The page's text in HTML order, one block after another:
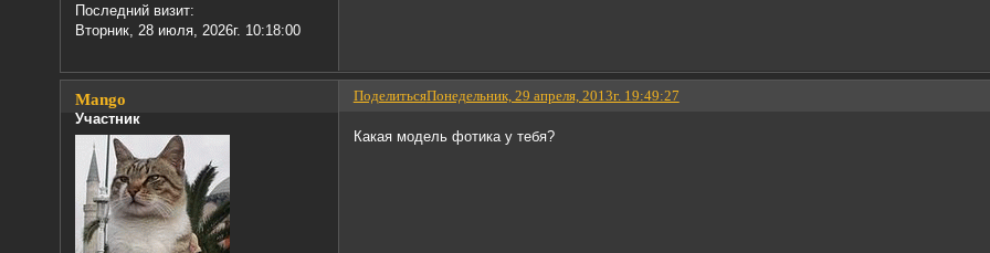
Последний визит:
Вторник, 28 июля, 2026г. 10:18:00
ПоделитьсяПонедельник, 29 апреля, 2013г. 19:49:27
Mango
Участник
Какая модель фотика у тебя?